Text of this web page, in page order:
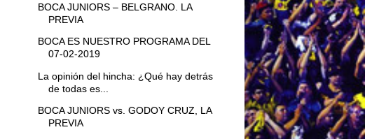
BOCA JUNIORS – BELGRANO. LA
PREVIA
BOCA ES NUESTRO PROGRAMA DEL
07-02-2019
La opinión del hincha: ¿Qué hay detrás
de todas es...
BOCA JUNIORS vs. GODOY CRUZ, LA
PREVIA